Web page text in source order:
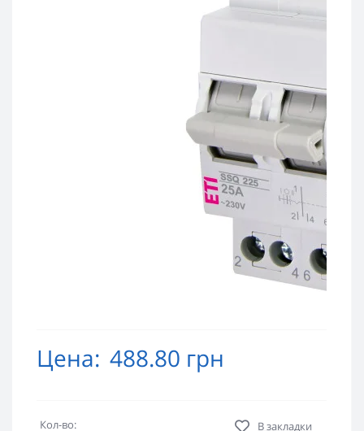
Цена: 488.80 грн
Кол-во:
В закладки